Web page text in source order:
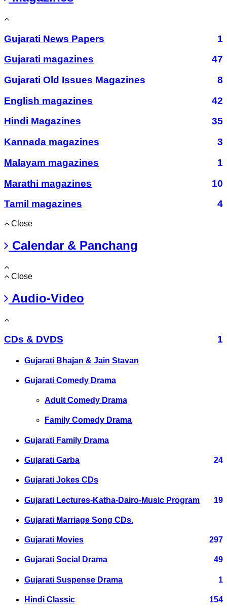
Gujarati News Papers
1
Gujarati magazines
47
Gujarati Old Issues Magazines
8
English magazines
42
Hindi Magazines
35
Kannada magazines
3
Malayam magazines
1
Marathi magazines
10
Tamil magazines
4
Close
Calendar & Panchang
Close
Audio-Video
CDs & DVDS 1
Gujarati Bhajan & Jain Stavan
Gujarati Comedy Drama
Adult Comedy Drama
Family Comedy Drama
Gujarati Family Drama
Gujarati Garba 24
Gujarati Jokes CDs
Gujarati Lectures-Katha-Dairo-Music Program 19
Gujarati Marriage Song CDs.
Gujarati Movies 297
Gujarati Social Drama 49
Gujarati Suspense Drama 1
Hindi Classic 154